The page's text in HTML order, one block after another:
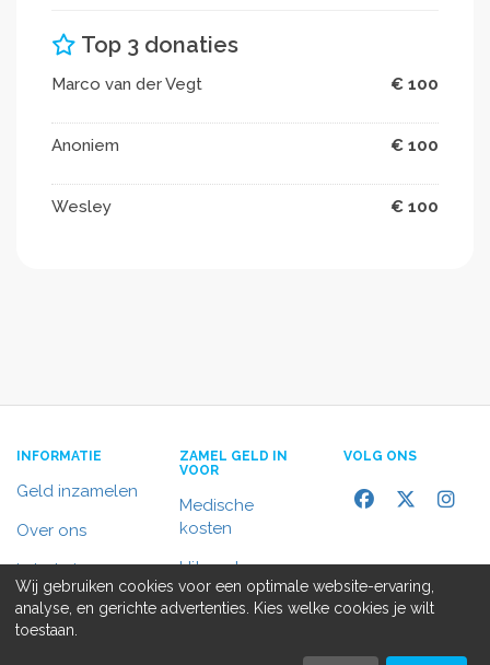
Top 3 donaties
Marco van der Vegt € 100
Anoniem € 100
Wesley € 100
INFORMATIE
Geld inzamelen
Over ons
In het nieuws
Contact
ZAMEL GELD IN
VOOR
Medische
kosten
Uitvaart
Rolstoelbus
VOLG ONS
Wij gebruiken cookies voor een optimale website-ervaring,
analyse, en gerichte advertenties. Kies welke cookies je wilt
toestaan.